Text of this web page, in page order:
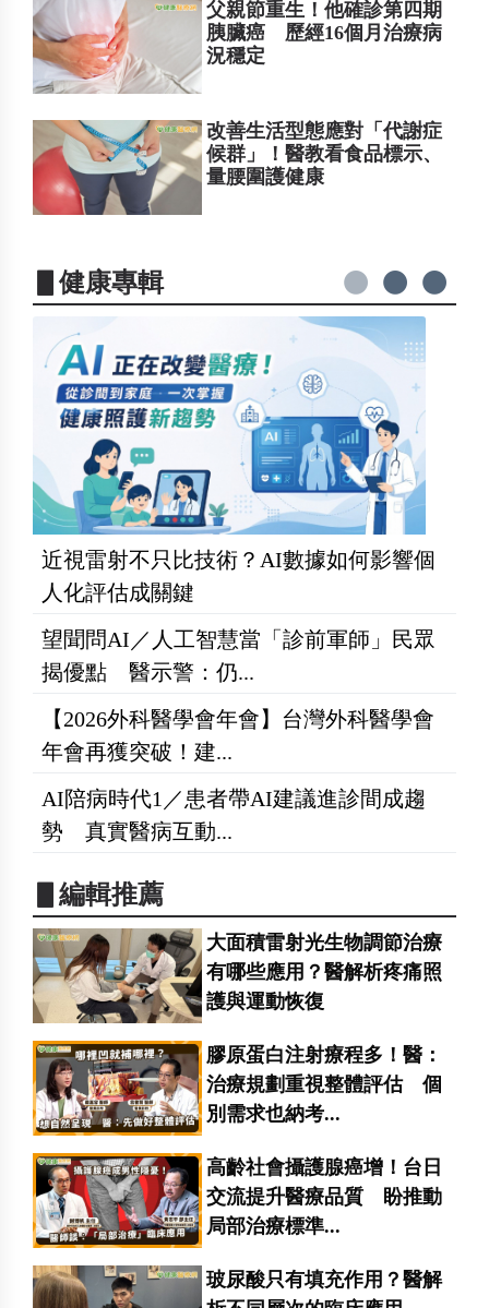
父親節重生！他確診第四期
胰臟癌 歷經16個月治療病
況穩定
改善生活型態應對「代謝症
候群」！醫教看食品標示、
量腰圍護健康
▋健康專輯
近視雷射不只比技術？AI數據如何影響個
人化評估成關鍵
望聞問AI／人工智慧當「診前軍師」民眾
揭優點 醫示警：仍...
【2026外科醫學會年會】台灣外科醫學會
年會再獲突破！建...
AI陪病時代1／患者帶AI建議進診間成趨
勢 真實醫病互動...
▋編輯推薦
大面積雷射光生物調節治療
有哪些應用？醫解析疼痛照
護與運動恢復
膠原蛋白注射療程多！醫：
治療規劃重視整體評估 個
別需求也納考...
高齡社會攝護腺癌增！台日
交流提升醫療品質 盼推動
局部治療標準...
玻尿酸只有填充作用？醫解